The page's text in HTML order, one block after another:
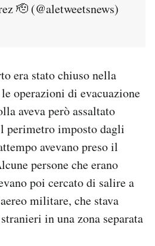
🫡 (@aletweetsnews)
era stato chiuso nella
operazioni di evacuazione
aveva però assaltato
perimetro imposto dagli
avevano preso il
persone che erano
poi cercato di salire a
militare, che stava
in una zona separata